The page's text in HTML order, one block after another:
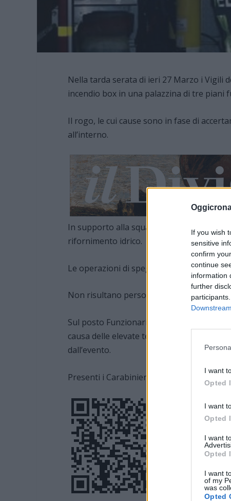
If you wish
sensitive
confirm
continue
information
further
I want
Opted
I want
Opted
I want
Opted
I want
of my
was
Opted
Nella tarda serata di ieri 27 Marzo i Vigili
incendio box in una palazzina di tre piani
Il rogo, le cui cause sono in fase di
all’interno.
In supporto alla squadra di Novi Ligure, è
rifornimento idrico.
Le operazioni di spegnimento e bonifica
Non risultano persone coinvolte.
Sul posto Funzionario dei Vigili del Fuoco
causa delle elevate temperature ha reso
dall’evento.
Presenti i Carabinieri di Novi Ligure.